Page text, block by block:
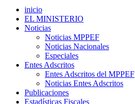
inicio
EL MINISTERIO
Noticias
Noticias MPPEF
Noticias Nacionales
Especiales
Entes Adscritos
Entes Adscritos del MPPEF
Noticias Entes Adscritos
Publicaciones
Estadísticas Fiscales